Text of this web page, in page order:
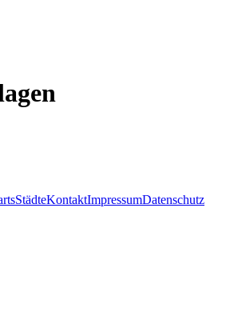
StädteKontaktImpressumDatenschutz